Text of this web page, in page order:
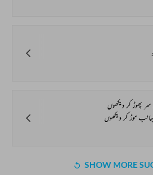
سر پھوڑ کر دیکھوں
موڑ کر دیکھوں
SHOW MORE